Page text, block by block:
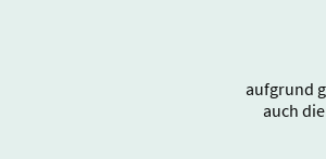
aufgrund
auch